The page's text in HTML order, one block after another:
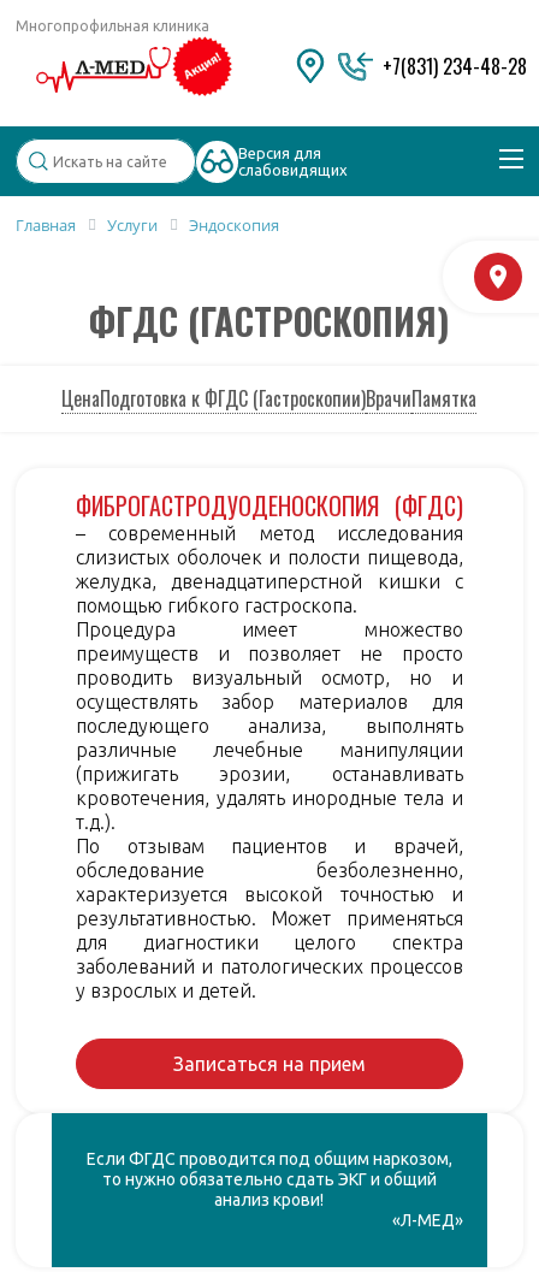
Многопрофильная клиника
Версия для
слабовидящих
+7(831) 234-48-28
Дерматолог
Косметология
Удаление бородавок
Главная Услуги Эндоскопия
ФГДС (ГАСТРОСКОПИЯ)
ЦенаПодготовка к ФГДС (Гастроскопии)ВрачиПамятка
ФИБРОГАСТРОДУОДЕНОСКОПИЯ (ФГДС)
– современный метод исследования
слизистых оболочек и полости пищевода,
желудка, двенадцатиперстной кишки с
помощью гибкого гастроскопа.
Процедура имеет множество
преимуществ и позволяет не просто
проводить визуальный осмотр, но и
осуществлять забор материалов для
последующего анализа, выполнять
различные лечебные манипуляции
(прижигать эрозии, останавливать
кровотечения, удалять инородные тела и
т.д.).
По отзывам пациентов и врачей,
обследование безболезненно,
характеризуется высокой точностью и
результативностью. Может применяться
для диагностики целого спектра
заболеваний и патологических процессов
у взрослых и детей.
Записаться на прием
Если ФГДС проводится под общим наркозом,
то нужно обязательно сдать ЭКГ и общий
анализ крови!
«Л-МЕД»